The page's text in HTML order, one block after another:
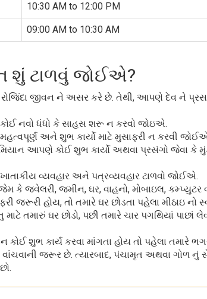
10:30 AM to 12:00 PM
09:00 AM to 10:30 AM
શું ટાળવું જોઈએ?
જીવન ને અસર કરે છે. તેથી, આપણે દેવ ને
નવો ધંધો કે સાહસ શરૂ ન કરવો જોઇએ.
અને શુભ કાર્યો માટે મુસાફરી ન કરવી
આપણે કોઈ શુભ કાર્યો અથવા પ્રસંગો જેવા
વ્યવહાર અને પત્રવ્યવહાર ટાળવો જોઈએ.
કે જ્વેલરી, જમીન, ઘર, વાહનો, મોબાઇલ, કમ્પ્યુટર
જરૂરી હોય, તો તમારે ઘર છોડતા પહેલા મીઠાઇ નો
તમારું ઘર છોડો, પછી તમારે ચાર પગથિયાં પાછાં
કોઈ શુભ કાર્ય કરવા માંગતા હોય તો પહેલા
જરૂર છે. ત્યારબાદ, પંચામૃત અથવા ગોળ નું